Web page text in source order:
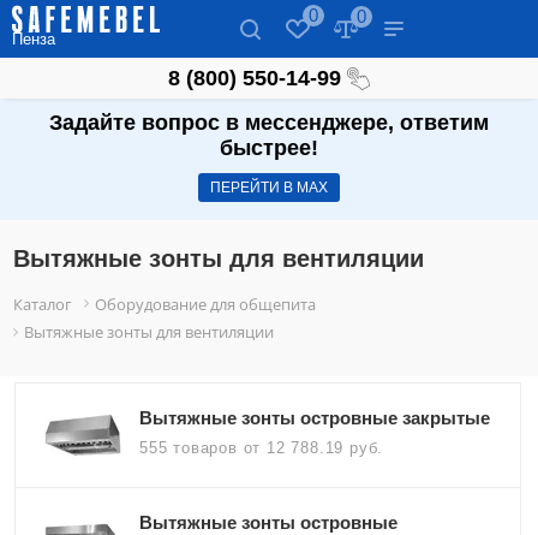
Пенза
0 0
8 (800) 550-14-99
Задайте вопрос в мессенджере, ответим
быстрее!
ПЕРЕЙТИ В МАХ
Вытяжные зонты для вентиляции
Каталог
Оборудование для общепита
Вытяжные зонты для вентиляции
Вытяжные зонты островные закрытые
555 товаров от 12 788.19 руб.
Вытяжные зонты островные